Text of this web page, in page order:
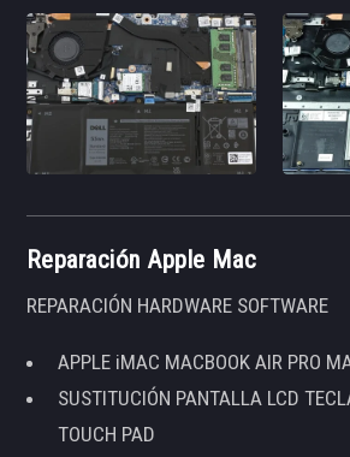
Reparación Apple Mac
REPARACIÓN HARDWARE SOFTWARE
APPLE iMAC MACBOOK AIR PRO
SUSTITUCIÓN PANTALLA LCD
TOUCH PAD